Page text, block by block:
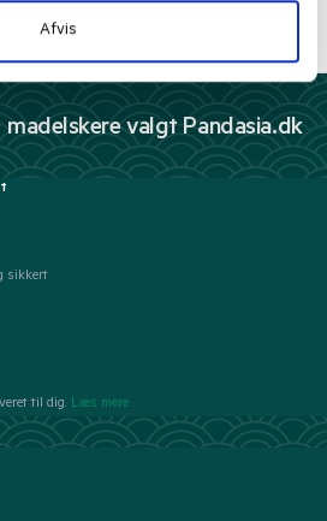
Afvis
mail support
valgt Pandasia.dk
sikkert
til dig. Læs mere